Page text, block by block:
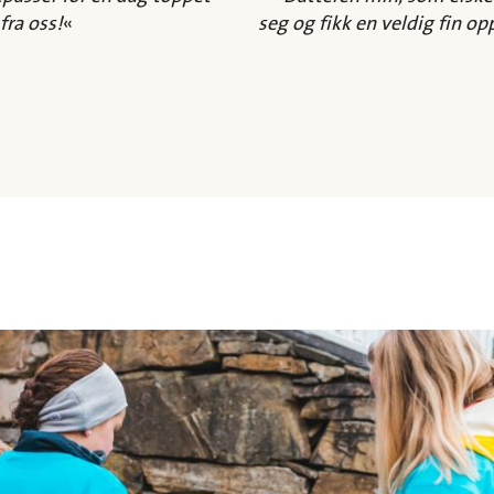
oss!«
seg og fikk en veldig fin